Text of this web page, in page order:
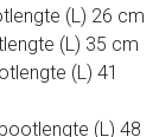
(L) 26 cm
(L) 35 cm
(L) 41
(L) 48